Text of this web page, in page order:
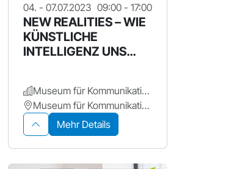
04. - 07.07.2023 09:00 - 17:00
NEW REALITIES – WIE
KÜNSTLICHE
INTELLIGENZ UNS
Museum für Kommunikation Nürnberg
Museum für Kommunikation
Mehr Details